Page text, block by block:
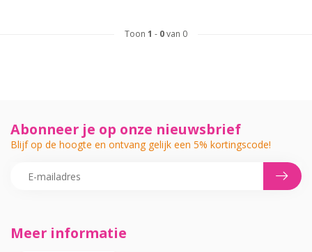
Toon 1 - 0van 0
Meer informatie
Abonneer je op onze nieuwsbrief
Blijf op de hoogte en ontvang gelijk een 5% kortingscode!